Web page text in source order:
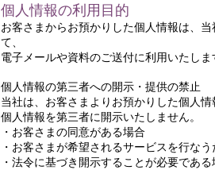
個人情報の利用目的
お客さまからお預かりした個人情報は、
て、
電子メールや資料のご送付に利用いたしま
個人情報の第三者への開示・提供の禁止
当社は、お客さまよりお預かりした個人
個人情報を第三者に開示いたしません。
・お客さまの同意がある場合
・お客さまが希望されるサービスを行な
・法令に基づき開示することが必要である